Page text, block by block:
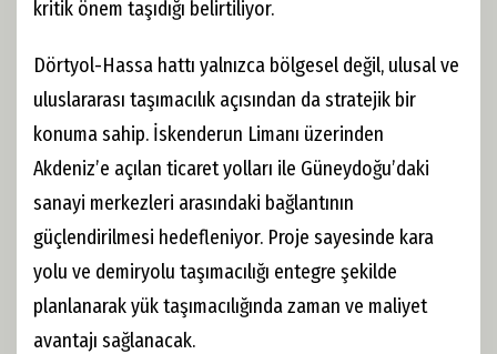
kritik önem taşıdığı belirtiliyor.
Dörtyol-Hassa hattı yalnızca bölgesel değil, ulusal ve
uluslararası taşımacılık açısından da stratejik bir
konuma sahip. İskenderun Limanı üzerinden
Akdeniz’e açılan ticaret yolları ile Güneydoğu’daki
sanayi merkezleri arasındaki bağlantının
güçlendirilmesi hedefleniyor. Proje sayesinde kara
yolu ve demiryolu taşımacılığı entegre şekilde
planlanarak yük taşımacılığında zaman ve maliyet
avantajı sağlanacak.